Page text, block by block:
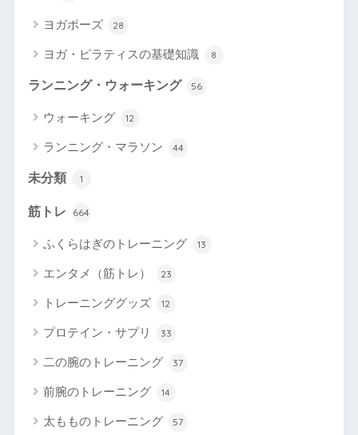
ヨガポーズ 28
ヨガ・ピラティスの基礎知識 8
ランニング・ウォーキング 56
ウォーキング 12
ランニング・マラソン 44
未分類 1
筋トレ 664
ふくらはぎのトレーニング 13
エンタメ（筋トレ） 23
トレーニンググッズ 12
プロテイン・サプリ 33
二の腕のトレーニング 37
前腕のトレーニング 14
太もものトレーニング 57